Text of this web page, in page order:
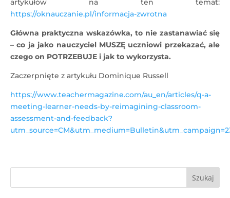
artykułów na ten temat:
https://oknauczanie.pl/informacja-zwrotna
Główna praktyczna wskazówka, to nie zastanawiać się
– co ja jako nauczyciel MUSZĘ uczniowi przekazać, ale
czego on POTRZEBUJE i jak to wykorzysta.
Zaczerpnięte z artykułu Dominique Russell
https://www.teachermagazine.com/au_en/articles/q-a-
meeting-learner-needs-by-reimagining-classroom-
assessment-and-feedback?
Szukaj